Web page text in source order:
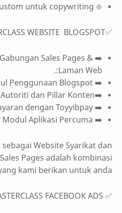
❇️ Chat GPT custom untuk copywriting.
✅MASTERCLASS WEBSITE BLOGSPOT
Sales Pages &
Laman Web:.
➡️ Modul Penggunaan Blogspot
➡️Teknik Topikal Autoriti dan Pillar Konten.
➡️ Sistem Pembayaran dengan Toyyibpay:
➡️ Bonus Modul Aplikasi Percuma
Website Syarikat dan
Pages adalah kombinasi
kami berikan untuk anda.
✅ BONUS MASTERCLASS FACEBOOK ADS